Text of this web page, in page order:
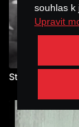
Stopy
souhlas k
Upravit